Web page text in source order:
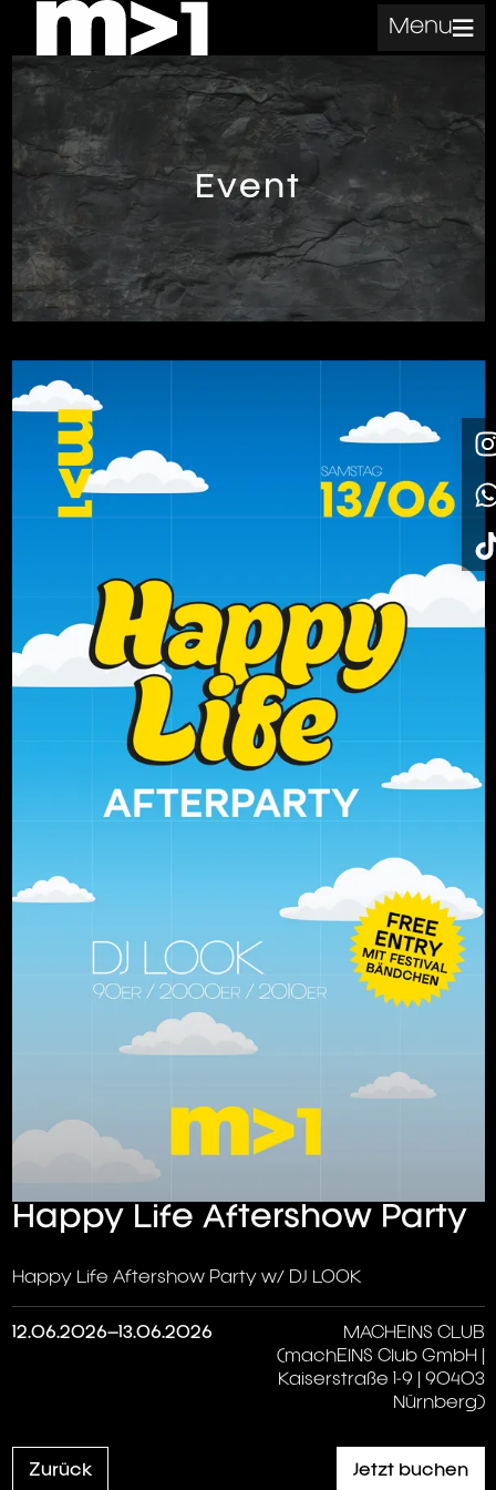
Menu
Event
Happy Life Aftershow Party
Happy Life Aftershow Party w/ DJ LOOK
12.06.2026–13.06.2026
MACHEINS CLUB
(machEINS Club GmbH |
Kaiserstraße 1-9 | 90403
Nürnberg)
Zurück Jetzt buchen